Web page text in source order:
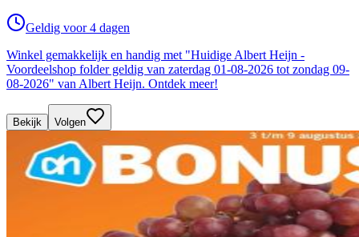
Geldig voor 4 dagen
Winkel gemakkelijk en handig met "Huidige Albert Heijn -
Voordeelshop folder geldig van zaterdag 01-08-2026 tot zondag 09-
08-2026" van Albert Heijn. Ontdek meer!
Bekijk Volgen